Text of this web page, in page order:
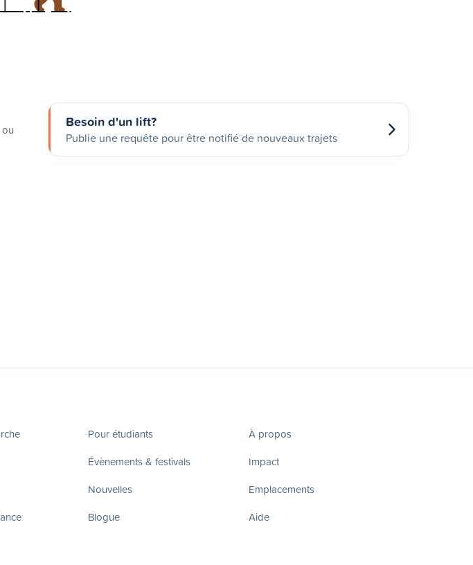
ou Besoin d'un lift?
Publie une requête pour être notifié de nouveaux trajets
Pour étudiants
Évènements & festivals
Nouvelles
Blogue
À propos
Impact
Emplacements
Aide